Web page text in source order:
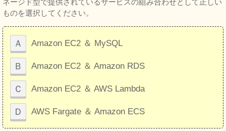
ネージド型で提供されているサービスの組み合わせとして正しい
ものを選択してください。
Ａ Amazon EC2 ＆ MySQL
Ｂ Amazon EC2 ＆ Amazon RDS
Ｃ Amazon EC2 ＆ AWS Lambda
Ｄ AWS Fargate ＆ Amazon ECS